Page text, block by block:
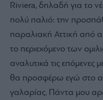
Riviera, δηλαδή για το
πολύ παλιό: την
παραλιακή Αττική από
το περιεχόμενο των
αναλυτικά τις επόμενες
θα προσφέρω εγώ στο
γαλαρίας. Πάντα μου